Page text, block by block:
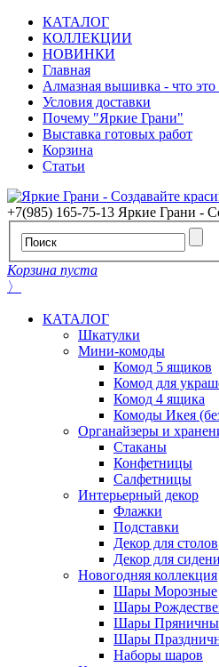
КАТАЛОГ
КОЛЛЕКЦИИ
НОВИНКИ
Главная
Алмазная вышивка - что это
Условия доставки
Почему "Яркие Грани"
Выставка готовых работ
Корзина
Статьи
+7(985) 165-75-13 Яркие Грани -
Корзина пуста
〉
КАТАЛОГ
Шкатулки
Мини-комоды
Комод 5 ящиков
Комод для
Комод 4 ящика
Комоды Икея
Органайзеры и
Стаканы
Конфетницы
Салфетницы
Интерьерный декор
Флажки
Подставки
Декор для столов
Декор для
Новогодняя коллекция
Шары Морозные
Шары
Шары
Шары
Наборы шаров